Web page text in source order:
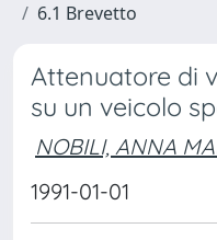
6.1 Brevetto
Attenuatore di
su un veicolo
NOBILI, ANNA
1991-01-01